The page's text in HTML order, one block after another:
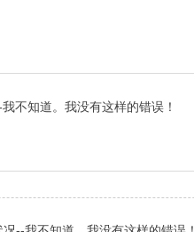
不知道。我没有这样的错误！